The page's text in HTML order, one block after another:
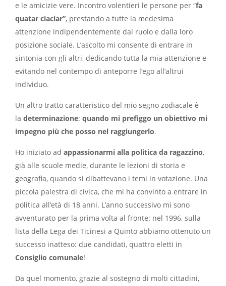
e le amicizie vere. Incontro volentieri le persone per “fa
quatar ciaciar”, prestando a tutte la medesima
attenzione indipendentemente dal ruolo e dalla loro
posizione sociale. L’ascolto mi consente di entrare in
sintonia con gli altri, dedicando tutta la mia attenzione e
evitando nel contempo di anteporre l’ego all’altrui
individuo.
Un altro tratto caratteristico del mio segno zodiacale è
la determinazione: quando mi prefiggo un obiettivo mi
impegno più che posso nel raggiungerlo.
Ho iniziato ad appassionarmi alla politica da ragazzino,
già alle scuole medie, durante le lezioni di storia e
geografia, quando si dibattevano i temi in votazione. Una
piccola palestra di civica, che mi ha convinto a entrare in
politica all’età di 18 anni. L’anno successivo mi sono
avventurato per la prima volta al fronte: nel 1996, sulla
lista della Lega dei Ticinesi a Quinto abbiamo ottenuto un
successo inatteso: due candidati, quattro eletti in
Consiglio comunale!
Da quel momento, grazie al sostegno di molti cittadini,